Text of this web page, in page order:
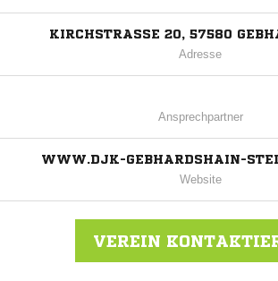
KIRCHSTRASSE 20, 57580
Adresse
Ansprechpartner
WWW.DJK-GEBHARDSHAIN-
Website
VEREIN